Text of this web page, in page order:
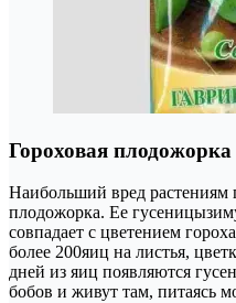
Гороховая плодожорка
Наибольший вред растениям
плодожорка. Ее
совпадает с цветением
более 200яиц на листья,
дней из яиц появляются
бобов и живут там, питаясь